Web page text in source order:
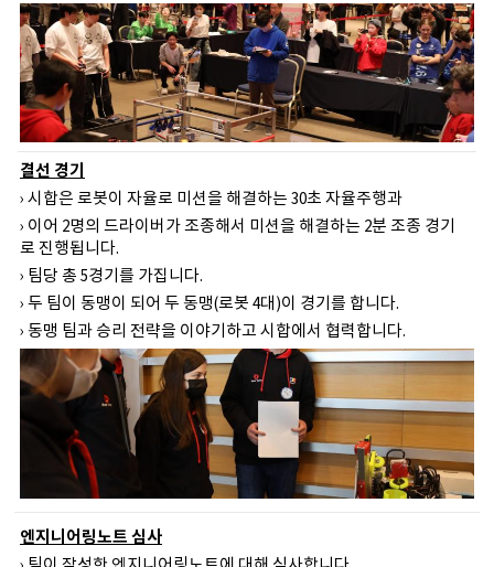
결선 경기
› 시합은 로봇이 자율로 미션을 해결하는 30초 자율주행과
› 이어 2명의 드라이버가 조종해서 미션을 해결하는 2분 조종 경기
로 진행됩니다.
› 팀당 총 5경기를 가집니다.
› 두 팀이 동맹이 되어 두 동맹(로봇 4대)이 경기를 합니다.
› 동맹 팀과 승리 전략을 이야기하고 시합에서 협력합니다.
엔지니어링노트 심사